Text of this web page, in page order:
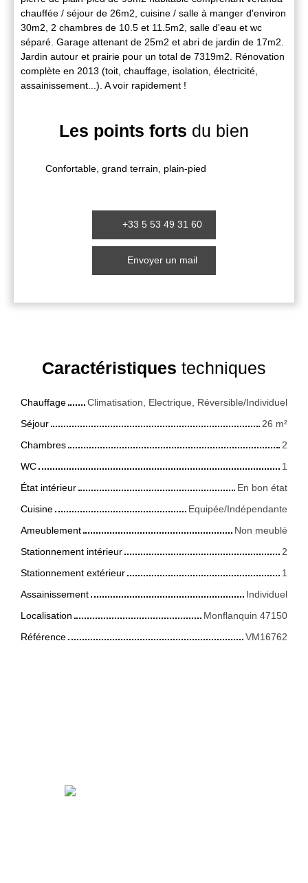
chauffée / séjour de 26m2, cuisine / salle à manger d'environ
30m2, 2 chambres de 10.5 et 11.5m2, salle d'eau et wc
séparé. Garage attenant de 25m2 et abri de jardin de 17m2.
Jardin autour et prairie pour un total de 7319m2. Rénovation
complète en 2013 (toit, chauffage, isolation, électricité,
assainissement...). A voir rapidement !
Les points forts du bien
Confortable, grand terrain, plain-pied
+33 5 53 49 31 60
Envoyer un mail
Caractéristiques techniques
Chauffage
Climatisation, Electrique, Réversible/Individuel
Séjour
26 m²
Chambres
2
WC
1
État intérieur
En bon état
Cuisine
Equipée/Indépendante
Ameublement
Non meublé
Stationnement intérieur
2
Stationnement extérieur
1
Assainissement
Individuel
Localisation
Monflanquin 47150
Référence
VM16762